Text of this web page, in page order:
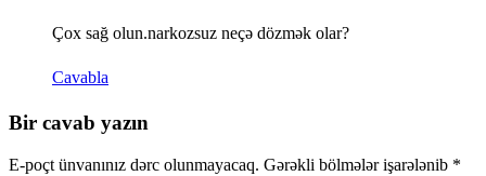
Çox sağ olun.narkozsuz neçə dözmək olar?
Cavabla
Bir cavab yazın
E-poçt ünvanınız dərc olunmayacaq. Gərəkli bölmələr işarələnib *